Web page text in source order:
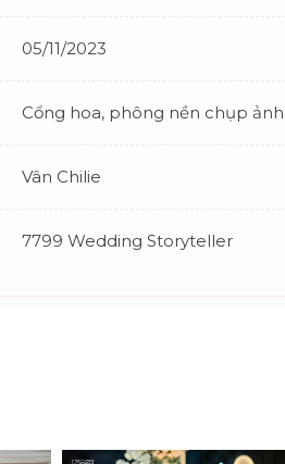
05/11/2023
Cổng hoa, phông nền chụp
Vân Chilie
7799 Wedding Storyteller